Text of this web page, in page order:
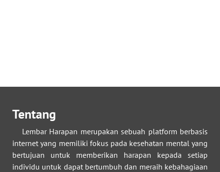
Tentang
Lembar Harapan merupakan sebuah platform berbasis
internet yang memiliki fokus pada kesehatan mental yang
bertujuan untuk memberikan harapan kepada setiap
individu untuk dapat bertumbuh dan meraih kebahagiaan